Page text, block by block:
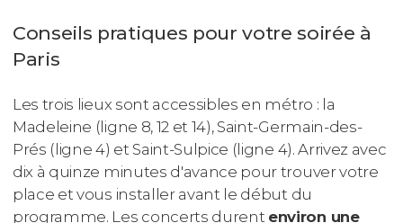
Conseils pratiques pour votre soirée à
Paris
Les trois lieux sont accessibles en métro : la
Madeleine (ligne 8, 12 et 14), Saint-Germain-des-
Prés (ligne 4) et Saint-Sulpice (ligne 4). Arrivez avec
dix à quinze minutes d'avance pour trouver votre
place et vous installer avant le début du
programme. Les concerts durent environ une